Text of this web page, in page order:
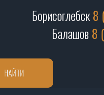
Борисоглебск8
Балашов 8
НАЙТИ